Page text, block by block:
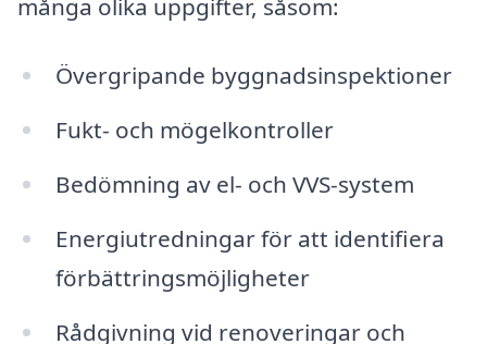
Övergripande byggnadsinspektioner
Fukt- och mögelkontroller
Bedömning av el- och VVS-system
Energiutredningar för att identifiera
förbättringsmöjligheter
Rådgivning vid renoveringar och